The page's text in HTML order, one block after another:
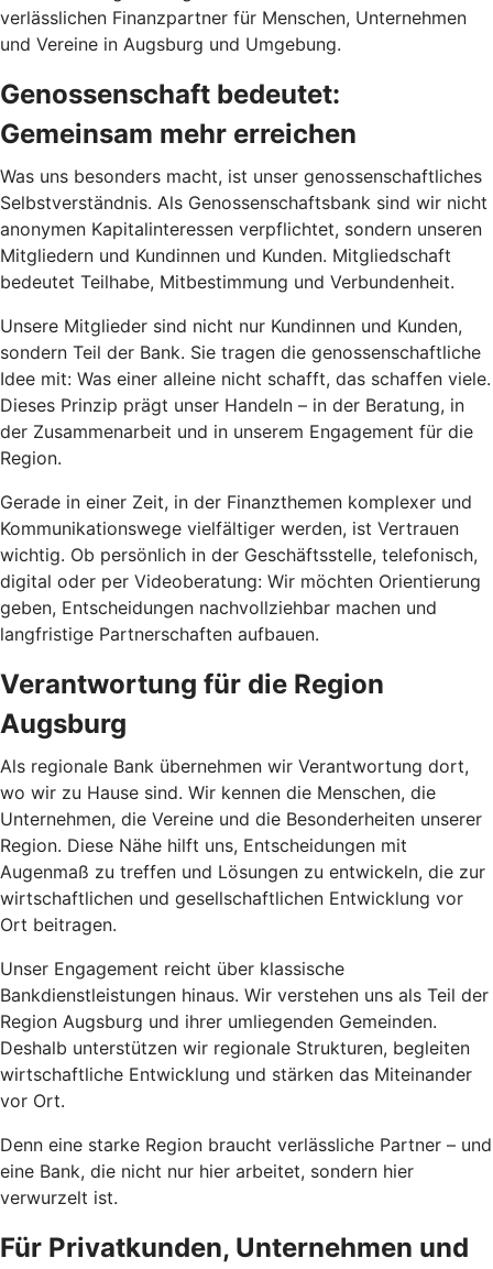
verlässlichen Finanzpartner für Menschen, Unternehmen
und Vereine in Augsburg und Umgebung.
Genossenschaft bedeutet:
Gemeinsam mehr erreichen
Was uns besonders macht, ist unser genossenschaftliches
Selbstverständnis. Als Genossenschaftsbank sind wir nicht
anonymen Kapitalinteressen verpflichtet, sondern unseren
Mitgliedern und Kundinnen und Kunden. Mitgliedschaft
bedeutet Teilhabe, Mitbestimmung und Verbundenheit.
Unsere Mitglieder sind nicht nur Kundinnen und Kunden,
sondern Teil der Bank. Sie tragen die genossenschaftliche
Idee mit: Was einer alleine nicht schafft, das schaffen viele.
Dieses Prinzip prägt unser Handeln – in der Beratung, in
der Zusammenarbeit und in unserem Engagement für die
Region.
Gerade in einer Zeit, in der Finanzthemen komplexer und
Kommunikationswege vielfältiger werden, ist Vertrauen
wichtig. Ob persönlich in der Geschäftsstelle, telefonisch,
digital oder per Videoberatung: Wir möchten Orientierung
geben, Entscheidungen nachvollziehbar machen und
langfristige Partnerschaften aufbauen.
Verantwortung für die Region
Augsburg
Als regionale Bank übernehmen wir Verantwortung dort,
wo wir zu Hause sind. Wir kennen die Menschen, die
Unternehmen, die Vereine und die Besonderheiten unserer
Region. Diese Nähe hilft uns, Entscheidungen mit
Augenmaß zu treffen und Lösungen zu entwickeln, die zur
wirtschaftlichen und gesellschaftlichen Entwicklung vor
Ort beitragen.
Unser Engagement reicht über klassische
Bankdienstleistungen hinaus. Wir verstehen uns als Teil der
Region Augsburg und ihrer umliegenden Gemeinden.
Deshalb unterstützen wir regionale Strukturen, begleiten
wirtschaftliche Entwicklung und stärken das Miteinander
vor Ort.
Denn eine starke Region braucht verlässliche Partner – und
eine Bank, die nicht nur hier arbeitet, sondern hier
verwurzelt ist.
Für Privatkunden, Unternehmen und